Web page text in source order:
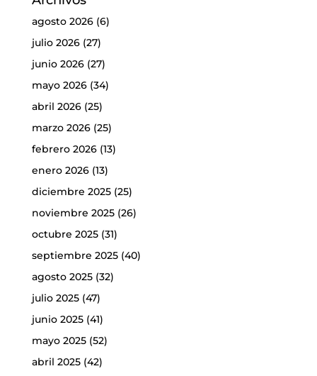
agosto 2026(6)
julio 2026(27)
junio 2026(27)
mayo 2026(34)
abril 2026(25)
marzo 2026(25)
febrero 2026(13)
enero 2026(13)
diciembre 2025(25)
noviembre 2025(26)
octubre 2025(31)
septiembre 2025(40)
agosto 2025(32)
julio 2025(47)
junio 2025(41)
mayo 2025(52)
abril 2025(42)